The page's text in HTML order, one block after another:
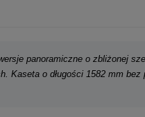
panoramiczne o zbliżonej
o długości 1582 mm